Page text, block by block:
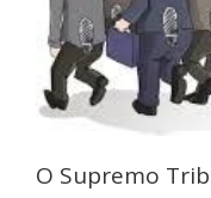
O Supremo